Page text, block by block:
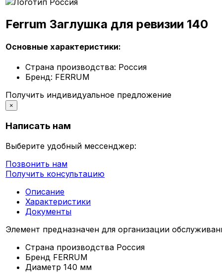
Ferrum Заглушка для ревизии 140
Основные характеристики:
Страна производства: Россия
Бренд: FERRUM
Получить индивидуальное предложение
×
Написать нам
Выберите удобный мессенджер:
Позвонить нам
Получить консультацию
Описание
Характеристики
Документы
Элемент предназначен для организации
Страна производства Россия
Бренд FERRUM
Диаметр 140 мм